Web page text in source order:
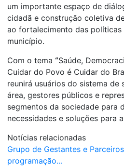
um importante espaço de
cidadã e construção coletiva
ao fortalecimento das políticas
município.
Com o tema “Saúde,
Cuidar do Povo é Cuidar do
reunirá usuários do sistema de
área, gestores públicos e
segmentos da sociedade para
necessidades e soluções para
Notícias relacionadas
Grupo de Gestantes e
programação…